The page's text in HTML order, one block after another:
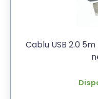
Cablu USB 2.0